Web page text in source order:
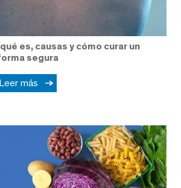
es, causas y cómo curar un
segura
Leer más